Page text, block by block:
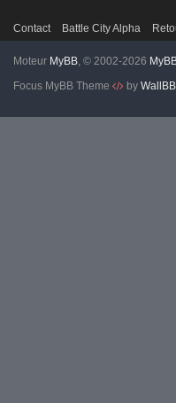
Contact Battle City Alpha
Moteur MyBB, © 2002-2026
Focus MyBB Theme
by WallBB